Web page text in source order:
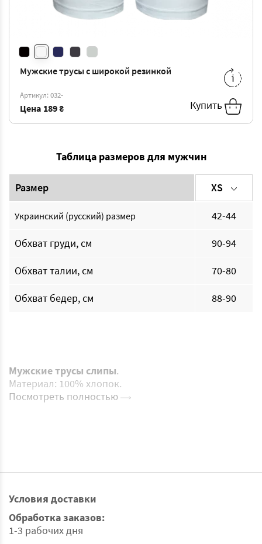
Мужские трусы с широкой резинкой
Артикул: 032-
Цена 189 ₴ Купить
S - 189 ₴ M - 189 ₴
189 ₴
Таблица размеров для мужчин
Размер XS
Украинский (русский) размер 42-44
Обхват груди, см 90-94
Обхват талии, см 70-80
Обхват бедер, см 88-90
Мужские трусы слипы.
Материал: 100% хлопок.
Посмотреть полностью
Условия доставки
Обработка заказов:
1-3 рабочих дня